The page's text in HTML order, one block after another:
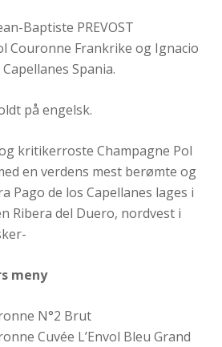
Baptiste PREVOST
Couronne Frankrike og Ignacio
Spania.
på engelsk.
kritikerroste Champagne Pol
en verdens mest berømte og
Pago de los Capellanes lages i
Ribera del Duero, nordvest i
meny
N°2 Brut
Cuvée L’Envol Bleu Grand